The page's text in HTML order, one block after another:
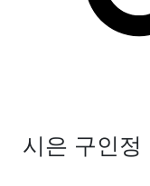
시은 구인정